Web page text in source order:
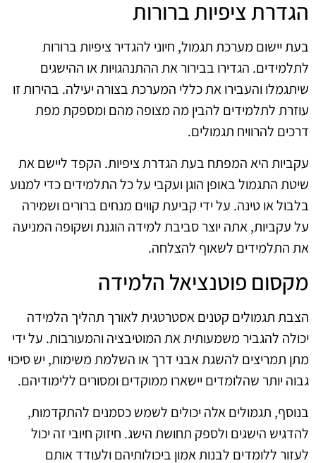
הגדרת ציפיות ברורות
בעת יישום מערכת תגמול, חיוני להגדיר ציפיות ברורות
לתלמידים. הגדירו בבירור את ההתנהגויות או ההישגים
שיתגמלו והעבירו את כללי המערכת בצורה יעילה. בהירות זו
עוזרת לתלמידים להבין מה מצופה מהם ומספקת מפת
דרכים להרוויח תגמולים.
עקביות היא המפתח בעת הגדרת ציפיות. הקפד ליישם את
שיטת התגמול באופן הוגן ועקבי על כל התלמידים כדי למנוע
בלבול או טינה. על ידי קביעת קווים מנחים ברורים ושמירה
על עקביות, אתה יוצר סביבת למידה הוגנת ושקופה המניעה
את התלמידים לשאוף להצלחה.
מקסום פוטנציאל הלמידה
הצבת תגמולים קטנים אסטרטגית לאורך תהליך הלמידה
יכולה להגביר משמעותית את המוטיבציה והמעורבות. על ידי
מתן תמריצים להשגת אבני דרך או השלמת משימות, יש סיכוי
גבוה יותר שהלומדים יישארו ממוקדים ומסורים ללימודיהם.
בנוסף, תגמולים אלה יכולים לשמש כסמנים להתקדמות,
להדגיש הישגים ולספק תחושת הישג. חיזוק חיובי זה יכול
לעזור ללומדים לבנות אמון ביכולותיהם ולעודד אותם